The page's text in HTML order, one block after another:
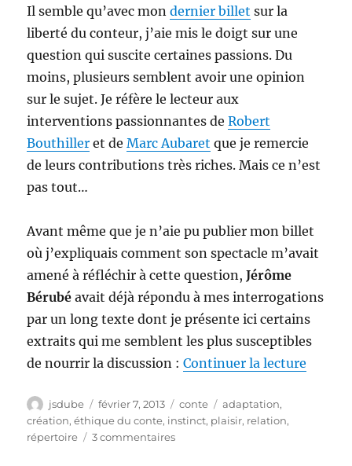
(stage
avec
Françoise
Diep)
Il semble qu’avec mondernier billet sur la
liberté du conteur, j’aie mis le doigt sur une
question qui suscite certaines passions. Du
moins, plusieurs semblent avoir une opinion
sur le sujet. Je réfère le lecteur aux
interventions passionnantes deRobert
Bouthiller et deMarc Aubaret que je remercie
de leurs contributions très riches. Mais ce n’est
pas tout…
Avant même que je n’aie pu publier mon billet
où j’expliquais comment son spectacle m’avait
amené à réfléchir à cette question,Jérôme
Bérubé avait déjà répondu à mes interrogations
par un long texte dont je présente ici certains
extraits qui me semblent les plus susceptibles
de nourrir la discussion :Continuer la lecture
Auteur
jsdube
Publié
le
février 7, 2013 Catégories
conte Étiquettes
adaptation,
création,éthique du conte, instinct, plaisir, relation,
répertoire
3 commentairessur